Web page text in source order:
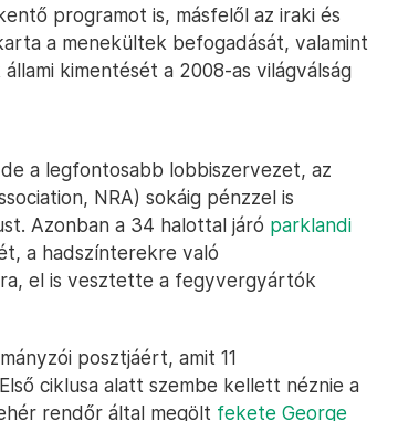
programot is, másfelől az iraki és
a menekültek befogadását, valamint
kimentését a 2008-as világválság
a legfontosabb lobbiszervezet, az
NRA) sokáig pénzzel is
Azonban a 34 halottal járó parklandi
a hadszínterekre való
el is vesztette a fegyvergyártók
posztjáért, amit 11
ciklusa alatt szembe kellett néznie a
rendőr által megölt fekete George